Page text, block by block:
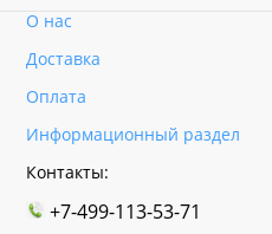
О нас
Доставка
Оплата
Информационный раздел
Контакты:
+7-499-113-53-71